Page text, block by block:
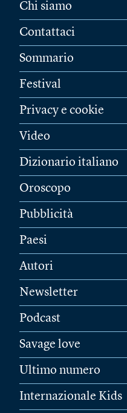
Chi siamo
Contattaci
Sommario
Festival
Privacy e cookie
Video
Dizionario italiano
Oroscopo
Pubblicità
Paesi
Autori
Newsletter
Podcast
Savage love
Ultimo numero
Internazionale Kids